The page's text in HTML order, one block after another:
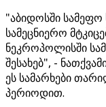
"აბიდოსში სამეფო
სამეცნიერო
ნეკროპოლისში
შესახებ", -
ეს სამარხები
პერიოდით.